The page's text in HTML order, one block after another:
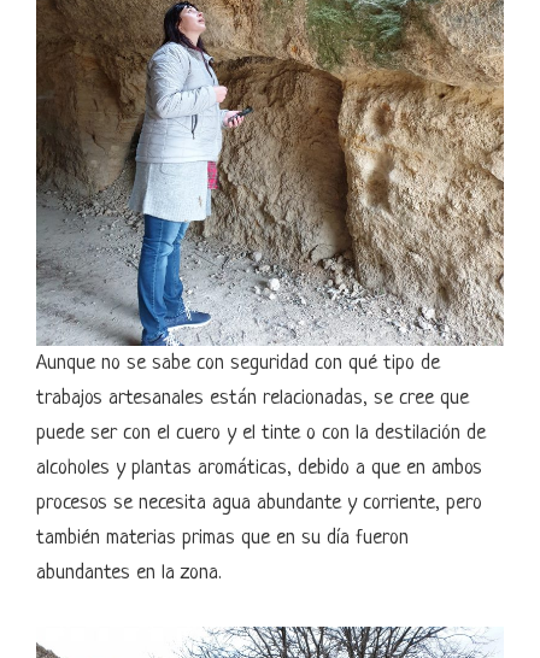
Aunque no se sabe con seguridad con qué tipo de
trabajos artesanales están relacionadas, se cree que
puede ser con el cuero y el tinte o con la destilación de
alcoholes y plantas aromáticas, debido a que en ambos
procesos se necesita agua abundante y corriente, pero
también materias primas que en su día fueron
abundantes en la zona.